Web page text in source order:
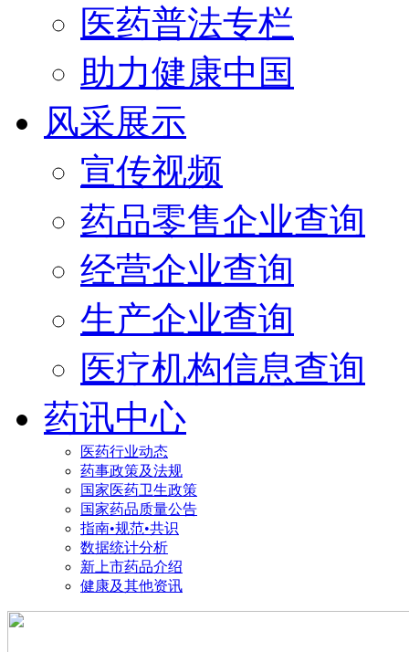
医药普法专栏
助力健康中国
风采展示
宣传视频
药品零售企业查询
经营企业查询
生产企业查询
医疗机构信息查询
药讯中心
医药行业动态
药事政策及法规
国家医药卫生政策
国家药品质量公告
指南•规范•共识
数据统计分析
新上市药品介绍
健康及其他资讯